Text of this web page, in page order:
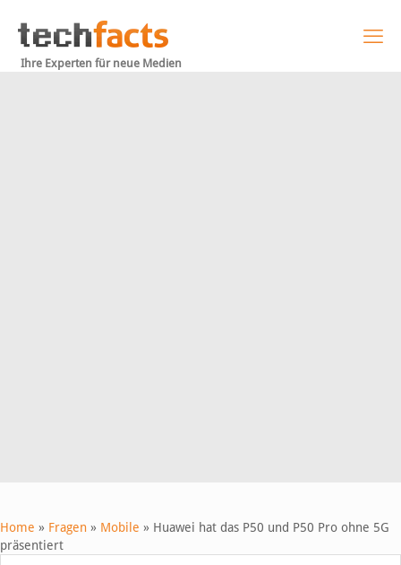
Ihre Experten für neue Medien
Home » Fragen » Mobile » Huawei hat das P50 und P50 Pro ohne 5G
präsentiert